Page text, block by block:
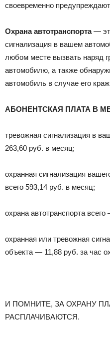
своевременно
Охрана автотранспорта—
сигнализация в вашем
любом месте вызвать наряд
автомобилю, а также
автомобиль в случае его
АБОНЕНТСКАЯ ПЛАТА В
тревожная сигнализация в
263,60 руб. в месяц;
охранная сигнализация
всего 593,14 руб. в месяц;
охрана автотранспорта
охранная или тревожная
объекта — 11,88 руб. за час
И ПОМНИТЕ, ЗА ОХРАНУ
РАСПЛАЧИВАЮТСЯ.